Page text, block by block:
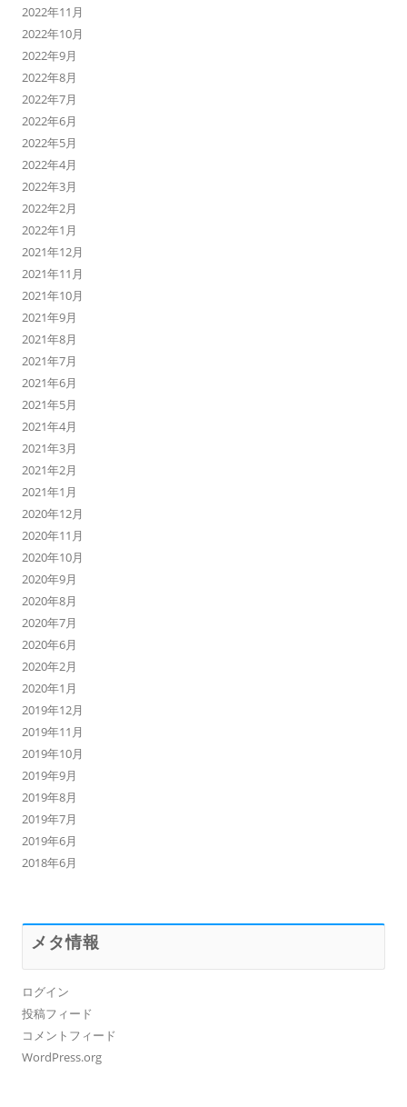
2022年11月
2022年10月
2022年9月
2022年8月
2022年7月
2022年6月
2022年5月
2022年4月
2022年3月
2022年2月
2022年1月
2021年12月
2021年11月
2021年10月
2021年9月
2021年8月
2021年7月
2021年6月
2021年5月
2021年4月
2021年3月
2021年2月
2021年1月
2020年12月
2020年11月
2020年10月
2020年9月
2020年8月
2020年7月
2020年6月
2020年2月
2020年1月
2019年12月
2019年11月
2019年10月
2019年9月
2019年8月
2019年7月
2019年6月
2018年6月
メタ情報
ログイン
投稿フィード
コメントフィード
WordPress.org